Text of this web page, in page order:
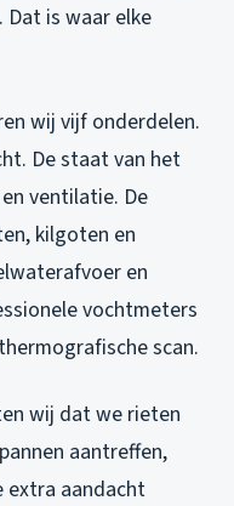
is waar elke
wij vijf onderdelen.
De staat van het
ventilatie. De
kilgoten en
en
vochtmeters
scan.
wij dat we rieten
aantreffen,
extra aandacht